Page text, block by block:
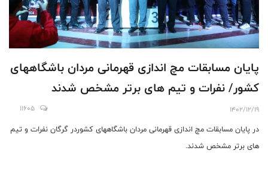
پایان مسابقات مچ اندازی قهرمانی مردان باشگاههای
کشور/ نفرات و تیم های برتر مشخص شدند
1402/12/19
11605
در پایان مسابقات مچ اندازی قهرمانی مردان باشگاههای کشوردر گرگان نفرات و تیم
های برتر مشخص شدند.